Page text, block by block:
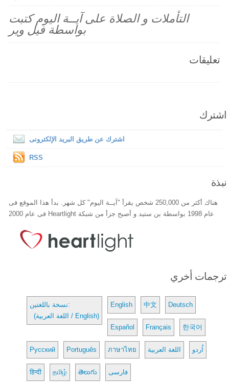
التأملات و الصلاة على آيــة اليوم كتبت
بواسطة فيل وير
تعليقات
اشترك
اشترك عن طريق البريد الإلكترونى
RSS
نبذة
هناك أكثر من 250,000 شخص يقرأ "آيــة اليوم" كل شهر. بدأ هذا الموقع فى
عام 1998 بواسطة بن ستيد و أصبح جزأ من شبكة Heartlight فى عام 2000
ترجمات أخري
نسخة باللغتين:
(اللغة العربية / English)
English 中文 Deutsch
Español Français 한국어
Русский Português ภาษาไทย اللغة العربية اُردو
हिन्दी தமிழ் తెలుగు فارسی